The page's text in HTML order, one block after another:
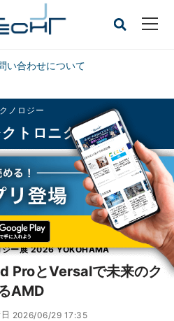
い合わせについて
CLOSE
ノロジー
トロニクス
クトロニクス
未来のクルマの技術を提案するAMD
ジー展 2026 YOKOHAMA
ProとVersalで未来のク
AMD
2026/06/29 17:35